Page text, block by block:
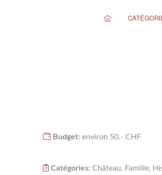
Budget: environ 50.- CHF
Catégories: Château, Famille,